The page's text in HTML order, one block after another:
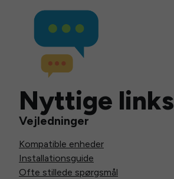
Nyttige links
Vejledninger
Kompatible enheder
Installationsguide
Ofte stillede spørgsmål